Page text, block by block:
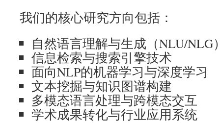
我们的核心研究方向包括：
自然语言理解与生成（NLU/NLG
信息检索与搜索引擎技术
面向NLP的机器学习与深度学习
文本挖掘与知识图谱构建
多模态语言处理与跨模态交互
学术成果转化与行业应用系统